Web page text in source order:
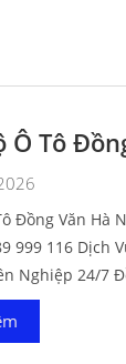
Ô Tô
Đồng Văn Hà
999 116 Dịch
Nghiệp 24/7